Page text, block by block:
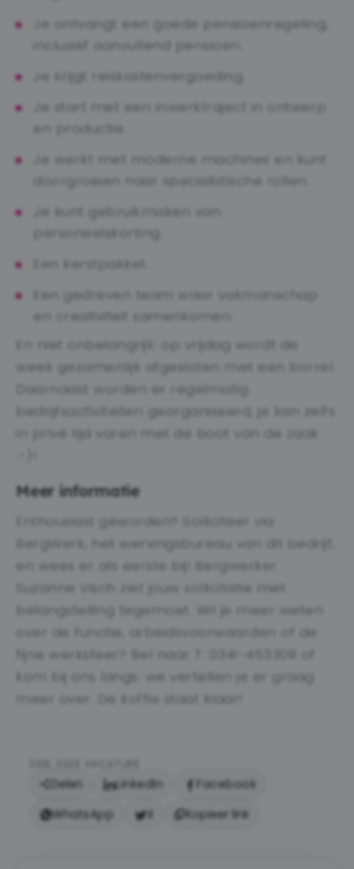
Je ontvangt een goede pensioenregeling,
inclusief aanvullend pensioen.
Je krijgt reiskostenvergoeding.
Je start met een inwerktraject in ontwerp
en productie.
Je werkt met moderne machines en kunt
doorgroeien naar specialistische rollen.
Je kunt gebruikmaken van
personeelskorting.
Een kerstpakket.
Een gedreven team waar vakmanschap
en creativiteit samenkomen.
En niet onbelangrijk: op vrijdag wordt de
week gezamenlijk afgesloten met een borrel.
Daarnaast worden er regelmatig
bedrijfsactiviteiten georganiseerd, je kan zelfs
in privé tijd varen met de boot van de zaak
Meer informatie
Enthousiast geworden? Solliciteer via
BergWerk, het wervingsbureau van dit bedrijf,
en wees er als eerste bij! Bergwerker
Suzanne Visch ziet jouw sollicitatie met
belangstelling tegemoet. Wil je meer weten
over de functie, arbeidsvoorwaarden of de
fijne werksfeer? Bel naar T: 0341-453309 of
kom bij ons langs: we vertellen je er graag
meer over. De koffie staat klaar!
Delen LinkedIn
Facebook
WhatsApp
X Kopieer link